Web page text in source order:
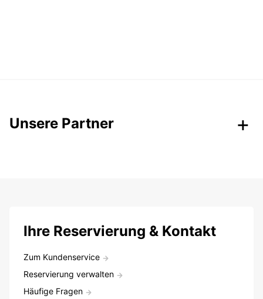
Unsere Partner
Ihre Reservierung & Kontakt
Zum Kundenservice
Reservierung verwalten
Häufige Fragen